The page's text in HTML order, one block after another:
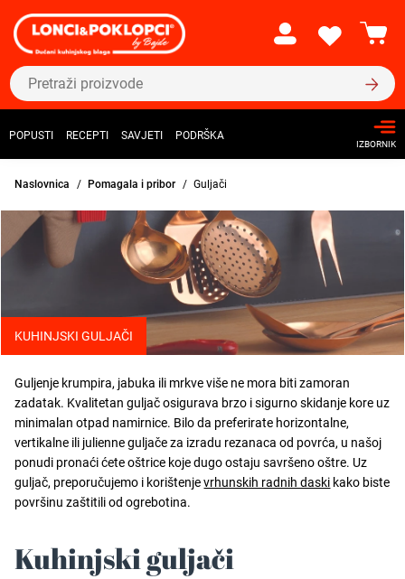
POPUSTI RECEPTI SAVJETI PODRŠKA
IZBORNIK
Naslovnica Pomagala i pribor Guljači
KUHINJSKI GULJAČI
Guljenje krumpira, jabuka ili mrkve više ne mora biti zamoran
zadatak. Kvalitetan guljač osigurava brzo i sigurno skidanje kore uz
minimalan otpad namirnice. Bilo da preferirate horizontalne,
vertikalne ili julienne guljače za izradu rezanaca od povrća, u našoj
ponudi pronaći ćete oštrice koje dugo ostaju savršeno oštre. Uz
guljač, preporučujemo i korištenjevrhunskih radnih daski kako biste
površinu zaštitili od ogrebotina.
Kuhinjski guljači